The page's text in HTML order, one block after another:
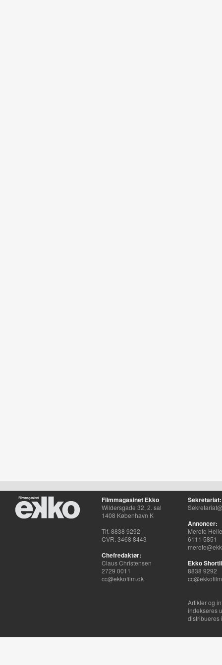
Filmmagasinet Ekko
Wildersgade 32, 2. sal
1408 København K
Tlf. 8838 9292
CVR. 3468 8443
Chefredaktør:
Claus Christensen
2729 0011
cc@ekkofilm.dk
Sekretariat:
Annoncer:
Merete
6111 5851
Ekko
8838 9292
Artikler og
indekseres
distribueres